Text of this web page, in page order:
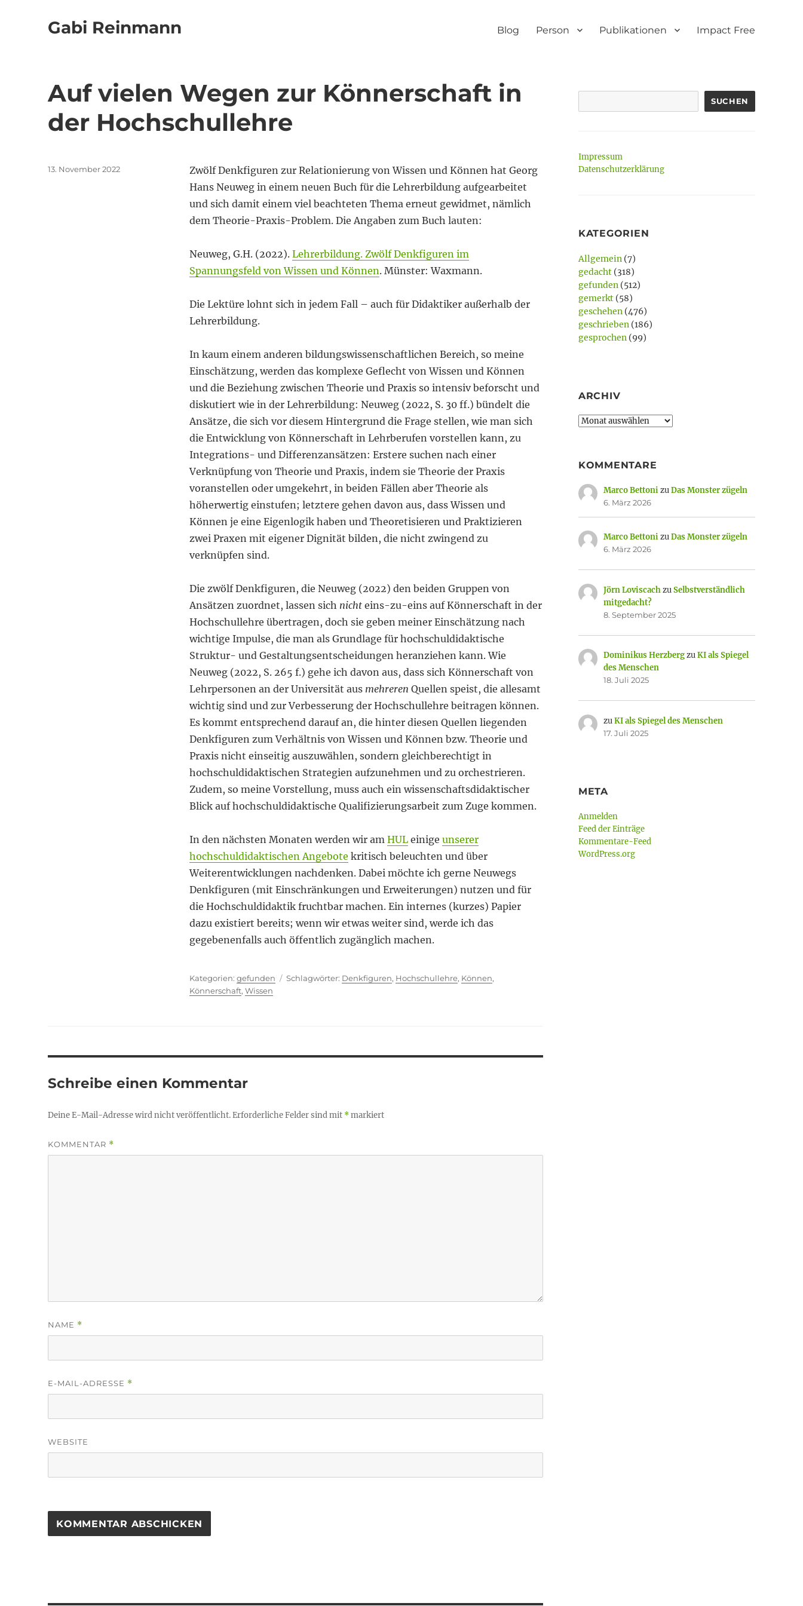
Gabi Reinmann Blog Person Publikationen Impact Free
Auf vielen Wegen zur Könnerschaft in
der Hochschullehre
Zwölf Denkfiguren zur Relationierung von Wissen und Können hat Georg
Hans Neuweg in einem neuen Buch für die Lehrerbildung aufgearbeitet
und sich damit einem viel beachteten Thema erneut gewidmet, nämlich
dem Theorie-Praxis-Problem. Die Angaben zum Buch lauten:
Neuweg, G.H. (2022). Lehrerbildung. Zwölf Denkfiguren im
Spannungsfeld von Wissen und Können. Münster: Waxmann.
Die Lektüre lohnt sich in jedem Fall – auch für Didaktiker außerhalb der
Lehrerbildung.
In kaum einem anderen bildungswissenschaftlichen Bereich, so meine
Einschätzung, werden das komplexe Geflecht von Wissen und Können
und die Beziehung zwischen Theorie und Praxis so intensiv beforscht und
diskutiert wie in der Lehrerbildung: Neuweg (2022, S. 30 ff.) bündelt die
Ansätze, die sich vor diesem Hintergrund die Frage stellen, wie man sich
die Entwicklung von Könnerschaft in Lehrberufen vorstellen kann, zu
Integrations- und Differenzansätzen: Erstere suchen nach einer
Verknüpfung von Theorie und Praxis, indem sie Theorie der Praxis
voranstellen oder umgekehrt, in beiden Fällen aber Theorie als
höherwertig einstufen; letztere gehen davon aus, dass Wissen und
Können je eine Eigenlogik haben und Theoretisieren und Praktizieren
zwei Praxen mit eigener Dignität bilden, die nicht zwingend zu
verknüpfen sind.
Die zwölf Denkfiguren, die Neuweg (2022) den beiden Gruppen von
Ansätzen zuordnet, lassen sich nichteins-zu-eins auf Könnerschaft in der
Hochschullehre übertragen, doch sie geben meiner Einschätzung nach
wichtige Impulse, die man als Grundlage für hochschuldidaktische
Struktur- und Gestaltungsentscheidungen heranziehen kann. Wie
Neuweg (2022, S. 265 f.) gehe ich davon aus, dass sich Könnerschaft von
Lehrpersonen an der Universität aus mehreren Quellen speist, die allesamt
wichtig sind und zur Verbesserung der Hochschullehre beitragen können.
Es kommt entsprechend darauf an, die hinter diesen Quellen liegenden
Denkfiguren zum Verhältnis von Wissen und Können bzw. Theorie und
Praxis nicht einseitig auszuwählen, sondern gleichberechtigt in
hochschuldidaktischen Strategien aufzunehmen und zu orchestrieren.
Zudem, so meine Vorstellung, muss auch ein wissenschaftsdidaktischer
Blick auf hochschuldidaktische Qualifizierungsarbeit zum Zuge kommen.
In den nächsten Monaten werden wir am HULeinige unserer
hochschuldidaktischen Angebote kritisch beleuchten und über
Weiterentwicklungen nachdenken. Dabei möchte ich gerne Neuwegs
Denkfiguren (mit Einschränkungen und Erweiterungen) nutzen und für
die Hochschuldidaktik fruchtbar machen. Ein internes (kurzes) Papier
dazu existiert bereits; wenn wir etwas weiter sind, werde ich das
gegebenenfalls auch öffentlich zugänglich machen.
Kategorien
gefunden Schlagwörter
Denkfiguren, Hochschullehre, Können,
Könnerschaft, Wissen
Veröffentlicht
13. November 2022
Schreibe einen Kommentar
Deine E-Mail-Adresse wird nicht veröffentlicht.Erforderliche Felder sind mit *markiert
KOMMENTAR *
NAME *
E-MAIL-ADRESSE *
WEBSITE
SUCHEN
Impressum
Datenschutzerklärung
KATEGORIEN
Allgemein(7)
gedacht(318)
gefunden(512)
gemerkt(58)
geschehen(476)
geschrieben(186)
gesprochen(99)
ARCHIV
Archiv
KOMMENTARE
Marco BettonizuDas Monster zügeln
6. März 2026
Marco BettonizuDas Monster zügeln
6. März 2026
Jörn LoviscachzuSelbstverständlich
mitgedacht?
8. September 2025
Dominikus HerzbergzuKI als Spiegel
des Menschen
18. Juli 2025
zuKI als Spiegel des Menschen
17. Juli 2025
META
Anmelden
Feed der Einträge
Kommentare-Feed
WordPress.org